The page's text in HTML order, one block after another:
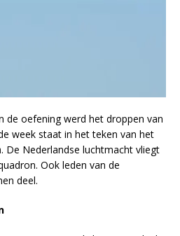
de oefening werd het droppen van
week staat in het teken van het
De Nederlandse luchtmacht vliegt
Ook leden van de
deel.